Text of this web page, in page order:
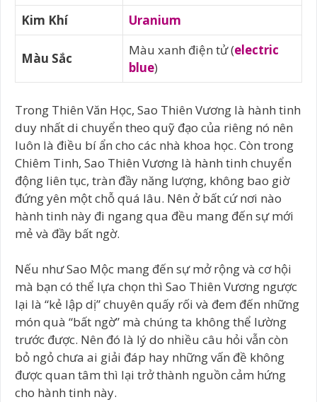
Sao Thiên Vương trong Nhà 8
Sao Thiên Vương trong Nhà 10
Sao Thiên Vương trong Nhà 11
Sao Thiên Vương trong Nhà 12
Kim Khí Uranium
Màu Sắc
Màu xanh điện tử (electric
blue)
Trong Thiên Văn Học, Sao Thiên Vương là hành tinh
duy nhất di chuyển theo quỹ đạo của riêng nó nên
luôn là điều bí ẩn cho các nhà khoa học. Còn trong
Chiêm Tinh, Sao Thiên Vương là hành tinh chuyển
động liên tục, tràn đầy năng lượng, không bao giờ
đứng yên một chỗ quá lâu. Nên ở bất cứ nơi nào
hành tinh này đi ngang qua đều mang đến sự mới
mẻ và đầy bất ngờ.
Nếu như Sao Mộc mang đến sự mở rộng và cơ hội
mà bạn có thể lựa chọn thì Sao Thiên Vương ngược
lại là “kẻ lập dị” chuyên quấy rối và đem đến những
món quà “bất ngờ” mà chúng ta không thể lường
trước được. Nên đó là lý do nhiều câu hỏi vẫn còn
bỏ ngỏ chưa ai giải đáp hay những vấn đề không
được quan tâm thì lại trở thành nguồn cảm hứng
cho hành tinh này.